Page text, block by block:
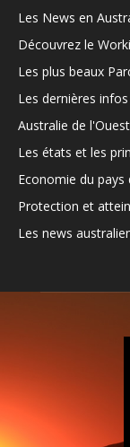
Les News en
Découvrez le
Les plus beaux
Les dernières
Australie de
Les états et les
Economie du pays
Protection et
Les news